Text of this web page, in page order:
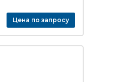
Цена по запросу